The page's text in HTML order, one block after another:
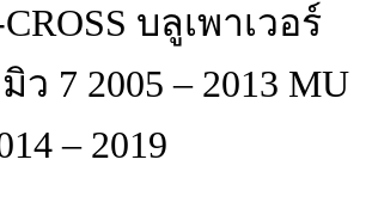
บลูเพาเวอร์
ว 7 2005 – 2013 MU
– 2019